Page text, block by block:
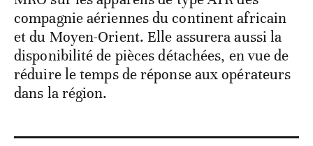
compagnie aériennes du continent africain
et du Moyen-Orient. Elle assurera aussi la
disponibilité de pièces détachées, en vue de
réduire le temps de réponse aux opérateurs
dans la région.